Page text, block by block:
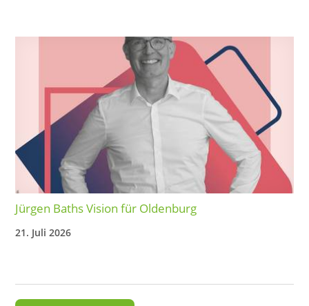
Jürgen Baths Vision für Oldenburg
21. Juli 2026